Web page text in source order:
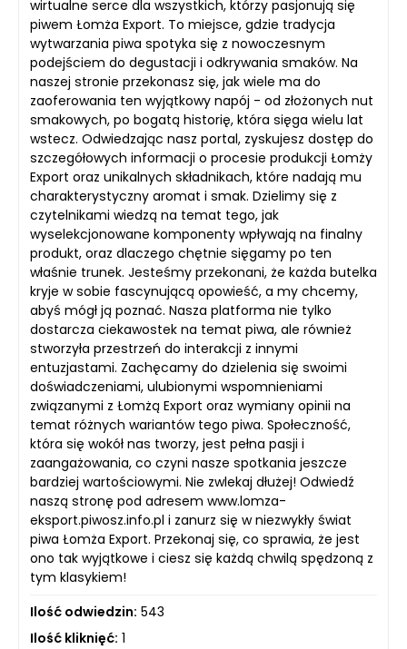
wirtualne serce dla wszystkich, którzy pasjonują się
piwem Łomża Export. To miejsce, gdzie tradycja
wytwarzania piwa spotyka się z nowoczesnym
podejściem do degustacji i odkrywania smaków. Na
naszej stronie przekonasz się, jak wiele ma do
zaoferowania ten wyjątkowy napój - od złożonych nut
smakowych, po bogatą historię, która sięga wielu lat
wstecz. Odwiedzając nasz portal, zyskujesz dostęp do
szczegółowych informacji o procesie produkcji Łomży
Export oraz unikalnych składnikach, które nadają mu
charakterystyczny aromat i smak. Dzielimy się z
czytelnikami wiedzą na temat tego, jak
wyselekcjonowane komponenty wpływają na finalny
produkt, oraz dlaczego chętnie sięgamy po ten
właśnie trunek. Jesteśmy przekonani, że każda butelka
kryje w sobie fascynującą opowieść, a my chcemy,
abyś mógł ją poznać. Nasza platforma nie tylko
dostarcza ciekawostek na temat piwa, ale również
stworzyła przestrzeń do interakcji z innymi
entuzjastami. Zachęcamy do dzielenia się swoimi
doświadczeniami, ulubionymi wspomnieniami
związanymi z Łomżą Export oraz wymiany opinii na
temat różnych wariantów tego piwa. Społeczność,
która się wokół nas tworzy, jest pełna pasji i
zaangażowania, co czyni nasze spotkania jeszcze
bardziej wartościowymi. Nie zwlekaj dłużej! Odwiedź
naszą stronę pod adresem www.lomza-
eksport.piwosz.info.pl i zanurz się w niezwykły świat
piwa Łomża Export. Przekonaj się, co sprawia, że jest
ono tak wyjątkowe i ciesz się każdą chwilą spędzoną z
tym klasykiem!
Ilość odwiedzin: 543
Ilość kliknięć: 1